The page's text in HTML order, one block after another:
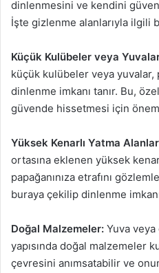
dinlenmesini ve kendini
İşte gizlenme alanlarıyla ilgili
Küçük Kulübeler veya
küçük kulübeler veya yuvalar,
dinlenme imkanı tanır. Bu,
güvende hissetmesi için
Yüksek Kenarlı Yatma
ortasına eklenen yüksek
papağanınıza etrafını
buraya çekilip dinlenme
Doğal Malzemeler: Yuva veya
yapısında doğal malzemeler
çevresini anımsatabilir ve